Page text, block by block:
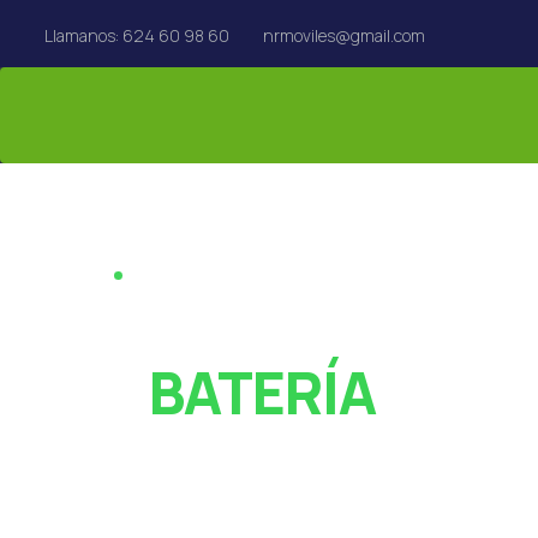
Llamanos: 624 60 98 60 nrmoviles@gmail.com
BATERÍA